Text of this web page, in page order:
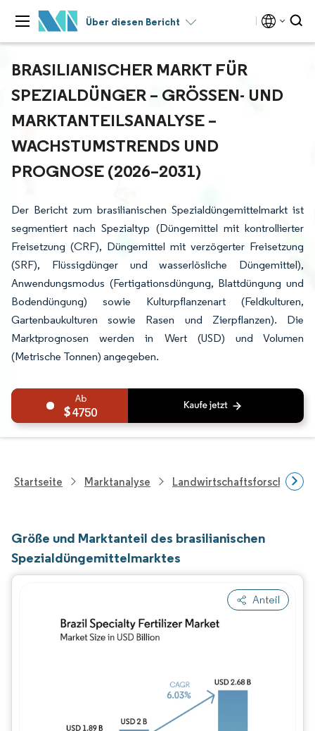
Über diesen Bericht
BRASILIANISCHER MARKT FÜR
SPEZIALDÜNGER – GRÖSSEN- UND M
ARKTANTEILSANALYSE – W
ACHSTUMSTRENDS UND P
ROGNOSE (2026–2031)
Der Bericht zum brasilianischen Spezialdüngemittelmarkt ist
segmentiert nach Spezialtyp (Düngemittel mit kontrollierter
Freisetzung (CRF), Düngemittel mit verzögerter Freisetzung
(SRF), Flüssigdünger und wasserlösliche Düngemittel),
Anwendungsmodus (Fertigationsdüngung, Blattdüngung und
Bodendüngung) sowie Kulturpflanzenart (Feldkulturen,
Gartenbaukulturen sowie Rasen und Zierpflanzen). Die
Marktprognosen werden in Wert (USD) und Volumen
(Metrische Tonnen) angegeben.
4750
Startseite Marktanalyse Landwirtschaftsforschung
Größe und Marktanteil des brasilianischen
Spezialdüngemittelmarktes
Anteil